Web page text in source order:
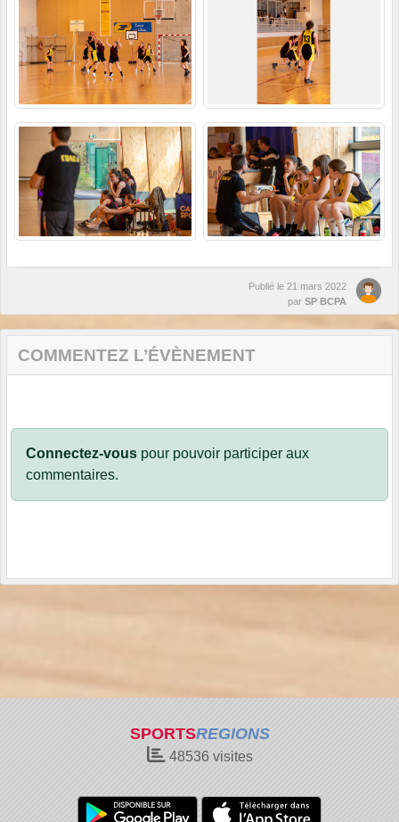
Publié le 21 mars 2022
par SP BCPA
COMMENTEZ L’ÉVÈNEMENT
Connectez-vous pour pouvoir participer aux
commentaires.
SPORTSREGIONS
48536visites